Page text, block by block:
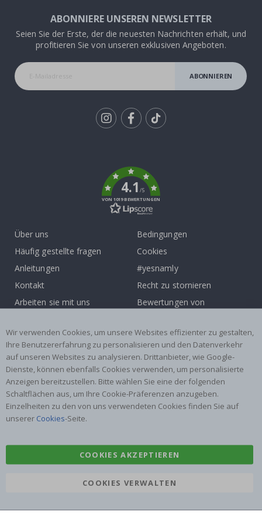
ABONNIERE UNSEREN NEWSLETTER
Seien Sie der Erste, der die neuesten Nachrichten erhält, und
profitieren Sie von unseren exklusiven Angeboten.
ABONNIEREN
4.1/5
VON 1019 BEWERTUNGEN
Über uns
Häufig gestellte fragen
Anleitungen
Kontakt
Arbeiten sie mit uns
Inspiration
Bedingungen
Cookies
#yesnamly
Recht zu stornieren
Bewertungen von
Beliebte Kategorien
Namensaufkleber
Wandtattoos
Fliesenaufkleber
Poster
Aufkleber
Wir verwenden Cookies, um unsere Websites effizienter zu gestalten,
Ihre Benutzererfahrung zu personalisieren und den Datenverkehr
auf unseren Websites zu analysieren. Drittanbieter, wie Google-
Dienste, können ebenfalls Cookies verwenden, um personalisierte
Anzeigen bereitzustellen. Bitte wählen Sie eine der folgenden
Schaltflächen aus, um Ihre Cookie-Präferenzen anzugeben.
Einzelheiten zu den von uns verwendeten Cookies finden Sie auf
unserer Cookies-Seite.
COOKIES AKZEPTIEREN
COOKIES VERWALTEN